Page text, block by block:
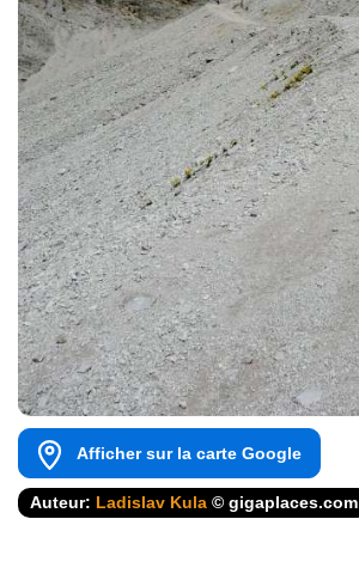
Afficher sur la carte Google
Auteur: Ladislav Kula © gigaplaces.com